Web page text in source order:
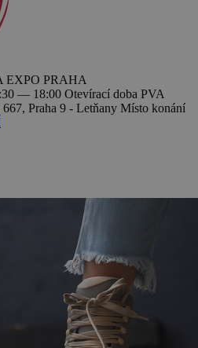
EXPO PRAHA
— 18:00 Otevírací doba PVA
Praha 9 - Letňany Místo konání